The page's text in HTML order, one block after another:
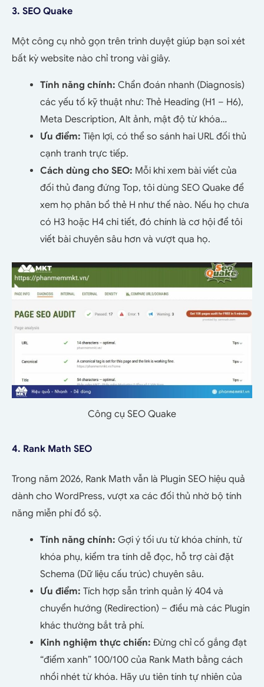
3. SEO Quake
Một công cụ nhỏ gọn trên trình duyệt giúp bạn soi xét
bất kỳ website nào chỉ trong vài giây.
Tính năng chính: Chẩn đoán nhanh (Diagnosis)
các yếu tố kỹ thuật như: Thẻ Heading (H1 – H6),
Meta Description, Alt ảnh, mật độ từ khóa…
Ưu điểm: Tiện lợi, có thể so sánh hai URL đối thủ
cạnh tranh trực tiếp.
Cách dùng cho SEO: Mỗi khi xem bài viết của
đối thủ đang đứng Top, tôi dùng SEO Quake để
xem họ phân bổ thẻ H như thế nào. Nếu họ chưa
có H3 hoặc H4 chi tiết, đó chính là cơ hội để tôi
viết bài chuyên sâu hơn và vượt qua họ.
Công cụ SEO Quake
4. Rank Math SEO
Trong năm 2026, Rank Math vẫn là Plugin SEO hiệu quả
dành cho WordPress, vượt xa các đối thủ nhờ bộ tính
năng miễn phí đồ sộ.
Tính năng chính: Gợi ý tối ưu từ khóa chính, từ
khóa phụ, kiểm tra tính dễ đọc, hỗ trợ cài đặt
Schema (Dữ liệu cấu trúc) chuyên sâu.
Ưu điểm: Tích hợp sẵn trình quản lý 404 và
chuyển hướng (Redirection) – điều mà các Plugin
khác thường bắt trả phí.
Kinh nghiệm thực chiến: Đừng chỉ cố gắng đạt
“điểm xanh” 100/100 của Rank Math bằng cách
nhồi nhét từ khóa. Hãy ưu tiên tính tự nhiên của